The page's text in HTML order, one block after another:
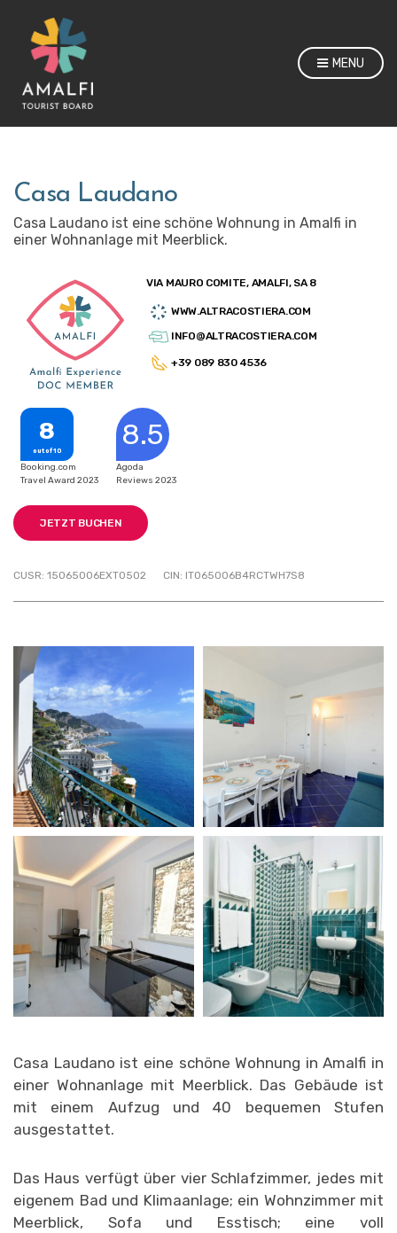
MENU
Casa Laudano
Casa Laudano ist eine schöne Wohnung in Amalfi in
einer Wohnanlage mit Meerblick.
VIA MAURO COMITE, AMALFI, SA 8
WWW.ALTRACOSTIERA.COM
INFO@ALTRACOSTIERA.COM
+39 089 830 4536
8
out of 10
Booking.com
Travel Award 2023
8.5
Agoda
Reviews 2023
JETZT BUCHEN
CUSR: 15065006EXT0502 CIN: IT065006B4RCTWH7S8
Casa Laudano ist eine schöne Wohnung in Amalfi in
einer Wohnanlage mit Meerblick. Das Gebäude ist
mit einem Aufzug und 40 bequemen Stufen
ausgestattet.
Das Haus verfügt über vier Schlafzimmer, jedes mit
eigenem Bad und Klimaanlage; ein Wohnzimmer mit
Meerblick, Sofa und Esstisch; eine voll